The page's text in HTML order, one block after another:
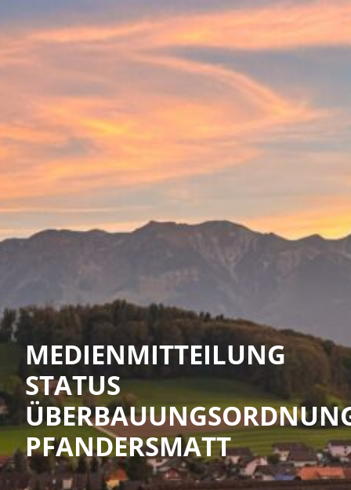
MEDIENMITTEILUNG
STATUS
PFANDERSMATT